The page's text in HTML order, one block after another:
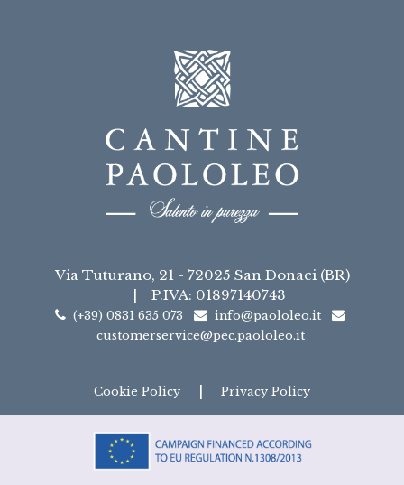
Via Tuturano, 21 - 72025 San Donaci (BR)
|
P.IVA: 01897140743
(+39) 0831 635 073
info@paololeo.it
customerservice@pec.paololeo.it
Cookie Policy | Privacy Policy